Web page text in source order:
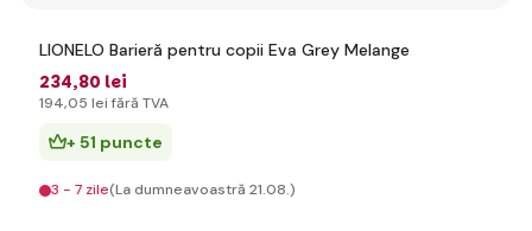
LIONELO Barieră pentru copii Eva Grey Melange
234,80 lei
194,05 lei fără TVA
+ 51 puncte
3 - 7 zile(La dumneavoastră 21.08.)